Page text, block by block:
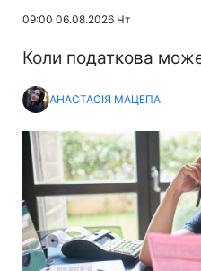
09:00 06.08.2026 Чт
Коли податкова
АНАСТАСІЯ МАЦЕПА